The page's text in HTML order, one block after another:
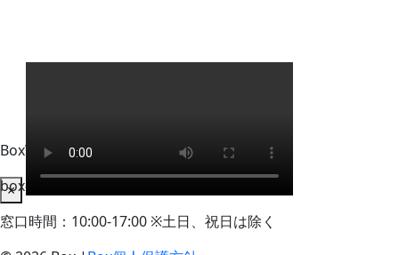
BoxWorks Tokyo + Osaka 来場者事務局
box-info_registration@event-admin.jp
窓口時間：10:00-17:00 ※土日、祝日は除く
×